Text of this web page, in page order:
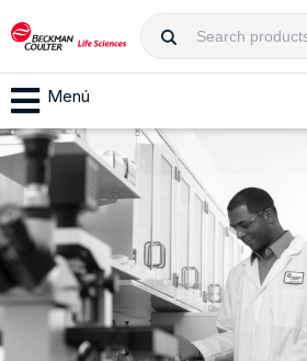
Menú